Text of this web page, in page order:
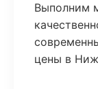
Выполним
цены в